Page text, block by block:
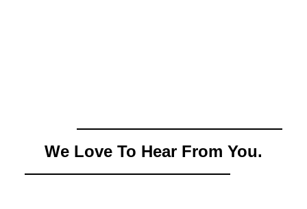
We Love To Hear From You.